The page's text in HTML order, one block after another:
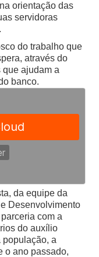
orientação das
servidoras
do trabalho que
através do
que ajudam a
banco.
da equipe da
Desenvolvimento
com a
do auxílio
população, a
o ano passado,